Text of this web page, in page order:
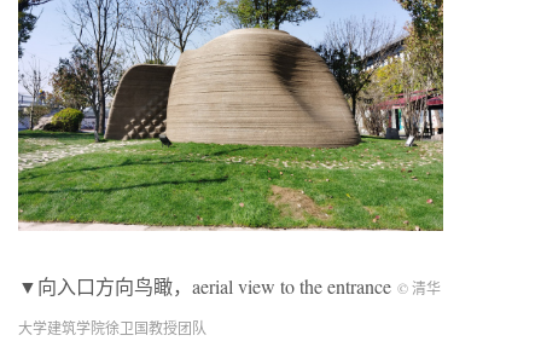
▼向入口方向鸟瞰，aerial view to the entrance © 清华
大学建筑学院徐卫国教授团队